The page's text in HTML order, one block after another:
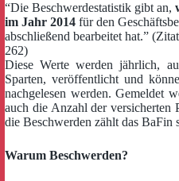
“Die Beschwerdestatistik gibt an,
im Jahr 2014 für den
abschließend bearbeitet hat.”
262)
Diese Werte werden jährlich,
Sparten, veröffentlicht und
nachgelesen werden. Gemeldet
auch die Anzahl der versicherten
die Beschwerden zählt das BaFin
Warum Beschwerden?